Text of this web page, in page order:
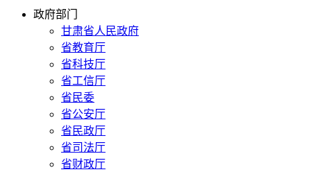
政府部门
甘肃省人民政府
省教育厅
省科技厅
省工信厅
省民委
省公安厅
省民政厅
省司法厅
省财政厅